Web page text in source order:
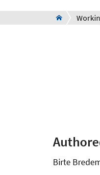
Birte